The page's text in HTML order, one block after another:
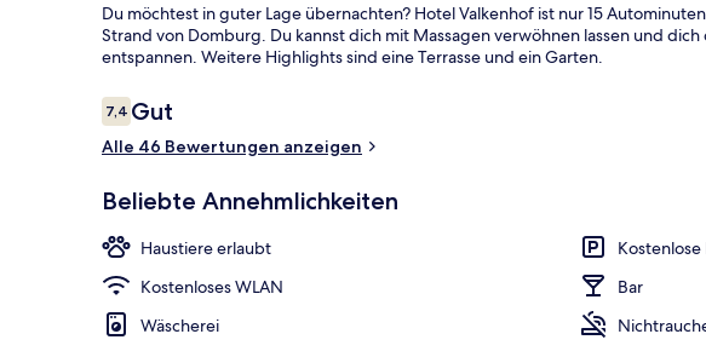
Du möchtest in guter Lage übernachten? Hotel Valkenhof ist nur 15
Strand von Domburg. Du kannst dich mit Massagen verwöhnen lassen und
entspannen. Weitere Highlights sind eine Terrasse und ein Garten.
Bewertungen
7,47,4 von 10.
Gut
Alle 46 Bewertungen anzeigen
Beliebte Annehmlichkeiten
Haustiere erlaubt
Kostenlose
Kostenloses WLAN
Bar
Wäscherei